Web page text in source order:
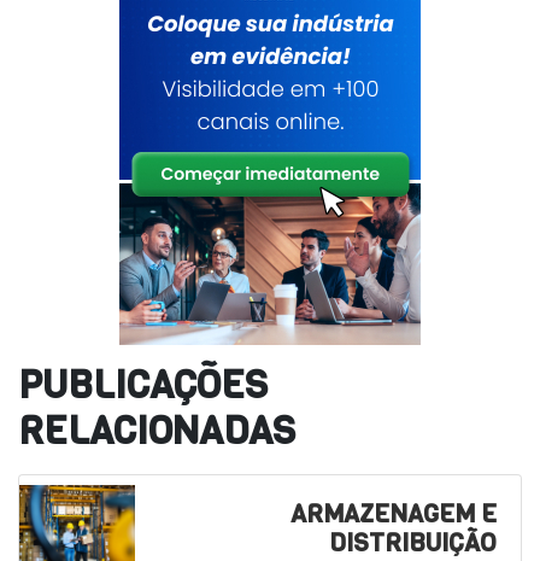
PUBLICAÇÕES
RELACIONADAS
ARMAZENAGEM E
DISTRIBUIÇÃO